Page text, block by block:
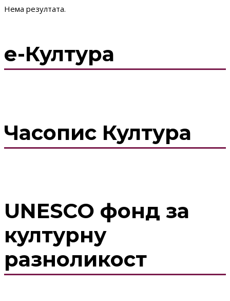
Нема резултата.
е-Култура
Часопис Култура
UNESCO фонд за
културну
разноликост